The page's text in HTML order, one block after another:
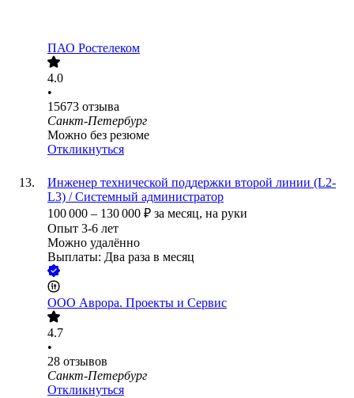
ПАО Ростелеком
4.0
•
15673 отзыва
Санкт-Петербург
Можно без резюме
Откликнуться
Инженер технической поддержки второй линии (L2-
L3) / Системный администратор
100 000 – 130 000 ₽ за месяц, на руки
Опыт 3-6 лет
Можно удалённо
Выплаты: Два раза в месяц
ООО Аврора. Проекты и Сервис
4.7
•
28 отзывов
Санкт-Петербург
Откликнуться